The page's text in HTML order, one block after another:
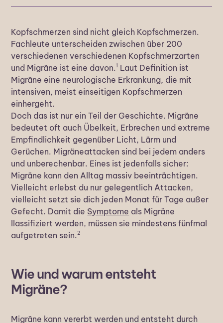
Kopfschmerzen sind nicht gleich Kopfschmerzen.
Fachleute unterscheiden zwischen über 200
verschiedenen verschiedenen Kopfschmerzarten
und Migräne ist eine davon.1 Laut Definition ist
Migräne eine neurologische Erkrankung, die mit
intensiven, meist einseitigen Kopfschmerzen
einhergeht.
Doch das ist nur ein Teil der Geschichte. Migräne
bedeutet oft auch Übelkeit, Erbrechen und extreme
Empfindlichkeit gegenüber Licht, Lärm und
Gerüchen. Migräneattacken sind bei jedem anders
und unberechenbar. Eines ist jedenfalls sicher:
Migräne kann den Alltag massiv beeinträchtigen.
Vielleicht erlebst du nur gelegentlich Attacken,
vielleicht setzt sie dich jeden Monat für Tage außer
Gefecht. Damit die Symptome als Migräne
llassifiziert werden, müssen sie mindestens fünfmal
aufgetreten sein.2
Wie und warum entsteht
Migräne?
Migräne kann vererbt werden und entsteht durch